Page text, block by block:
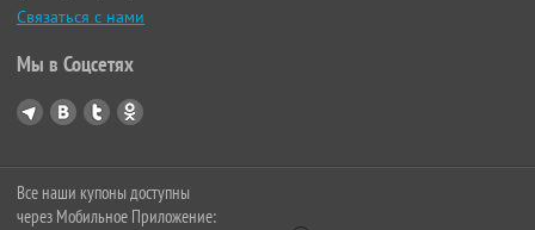
Связаться с нами
Мы в Соцсетях
Все наши купоны доступны
через Мобильное Приложение: